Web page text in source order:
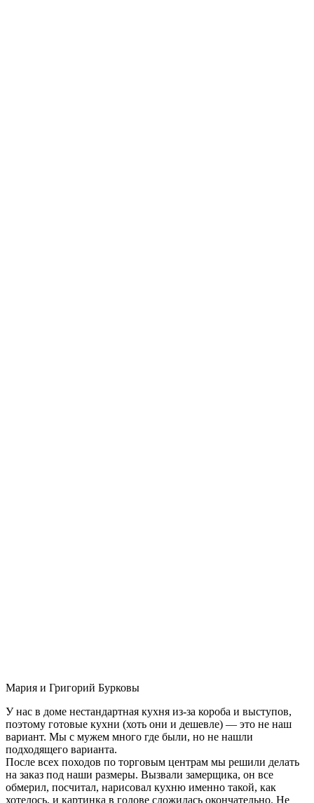
Мария и Григорий Бурковы
У нас в доме нестандартная кухня из-за короба и выступов,
поэтому готовые кухни (хоть они и дешевле) — это не наш
вариант. Мы с мужем много где были, но не нашли
подходящего варианта.
После всех походов по торговым центрам мы решили делать
на заказ под наши размеры. Вызвали замерщика, он все
обмерил, посчитал, нарисовал кухню именно такой, как
хотелось, и картинка в голове сложилась окончательно. Не